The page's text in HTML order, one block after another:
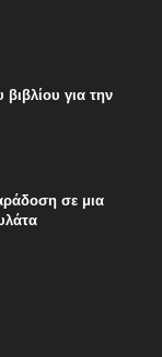
για την
σε μια